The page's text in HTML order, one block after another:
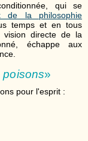
qui se
de la philosophie
temps et en tous
vision directe de la
échappe aux
poisons»
pour l'esprit :